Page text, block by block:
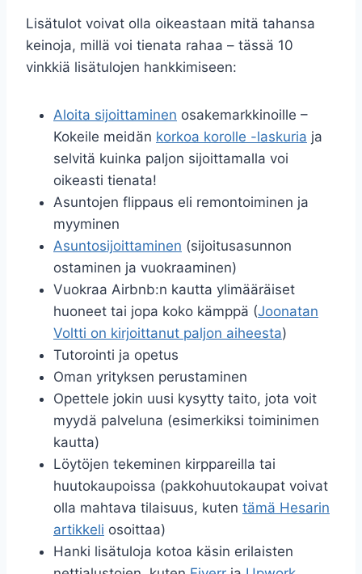
Lisätulot voivat olla oikeastaan mitä tahansa
keinoja, millä voi tienata rahaa – tässä 10
vinkkiä lisätulojen hankkimiseen:
Aloita sijoittaminen osakemarkkinoille –
Kokeile meidän korkoa korolle -laskuria ja
selvitä kuinka paljon sijoittamalla voi
oikeasti tienata!
Asuntojen flippaus eli remontoiminen ja
myyminen
Asuntosijoittaminen (sijoitusasunnon
ostaminen ja vuokraaminen)
Vuokraa Airbnb:n kautta ylimääräiset
huoneet tai jopa koko kämppä (Joonatan
Voltti on kirjoittanut paljon aiheesta)
Tutorointi ja opetus
Oman yrityksen perustaminen
Opettele jokin uusi kysytty taito, jota voit
myydä palveluna (esimerkiksi toiminimen
kautta)
Löytöjen tekeminen kirppareilla tai
huutokaupoissa (pakkohuutokaupat voivat
olla mahtava tilaisuus, kuten tämä Hesarin
artikkeli osoittaa)
Hanki lisätuloja kotoa käsin erilaisten